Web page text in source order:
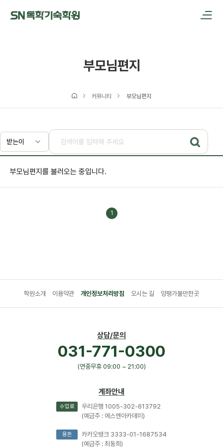
부모님편지
커뮤니티 부모님편지
부모님편지를 불러오는 중입니다.
1
학원소개 이용약관 개인정보처리방침 오시는 길 양평가볼만한곳
상담/문의
031-771-0300
(연중무휴 09:00 ~ 21:00)
계좌안내
수업료
우리은행 1005-302-613792
(예금주 : 에스엔아카데미)
용돈
카카오뱅크 3333-01-1687534
(예금주 : 최동희)